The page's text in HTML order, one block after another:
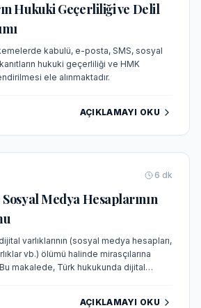
Hukuki Geçerliliği ve Delil
kabulü, e-posta, SMS, sosyal
hukuki geçerliliği ve HMK
ele alınmaktadır.
AÇIKLAMAYI OKU
6 dk
Medya Hesaplarının
varlıklarının (sosyal medya hesapları,
vb.) ölümü halinde mirasçılarına
makalede, Türk hukukunda dijital
AÇIKLAMAYI OKU